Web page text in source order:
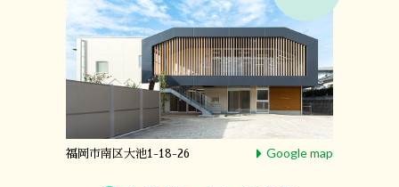
福岡市南区大池1-18-26 Google map